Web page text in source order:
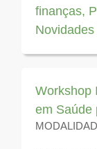
finanças,
Workshop
em Saúde